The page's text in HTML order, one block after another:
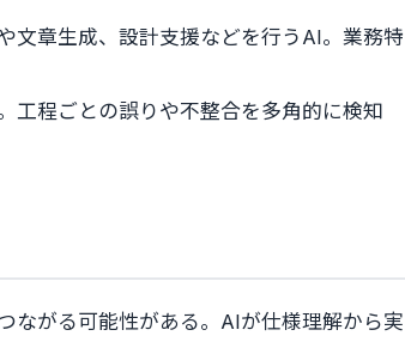
文章生成、設計支援などを行うAI。業務特
工程ごとの誤りや不整合を多角的に検知
ながる可能性がある。AIが仕様理解から実